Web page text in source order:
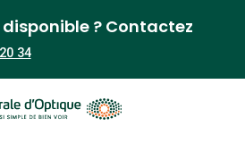
? Contactez
34